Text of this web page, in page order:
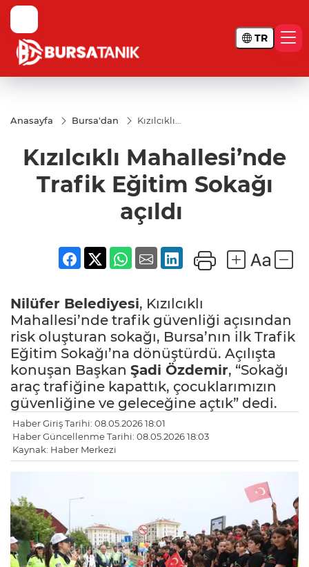
TR
Anasayfa Bursa'dan
Kızılcıklı
Sokağı açıldı
Kızılcıklı Mahallesi’nde
Trafik Eğitim Sokağı
açıldı
Nilüfer Belediyesi, Kızılcıklı
Mahallesi’nde trafik güvenliği açısından
risk oluşturan sokağı, Bursa’nın ilk Trafik
Eğitim Sokağı’na dönüştürdü. Açılışta
konuşan Başkan Şadi Özdemir, “Sokağı
araç trafiğine kapattık, çocuklarımızın
güvenliğine ve geleceğine açtık” dedi.
Haber Giriş Tarihi: 08.05.2026 18:01
Haber Güncellenme Tarihi: 08.05.2026 18:03
Kaynak: Haber Merkezi